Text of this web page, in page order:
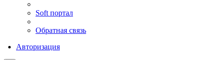
Soft портал
Обратная связь
Авторизация